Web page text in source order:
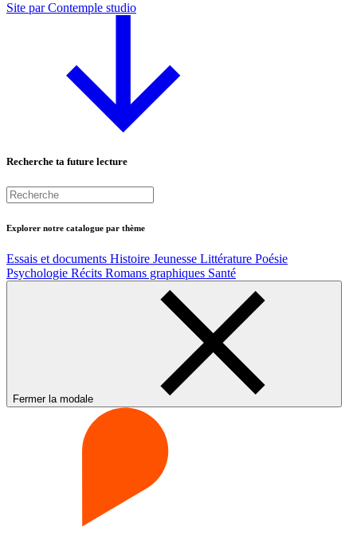
Site par Contemple studio
Recherche ta future lecture
Explorer notre catalogue par thème
Essais et documents Histoire Jeunesse Littérature Poésie
Psychologie Récits Romans graphiques Santé
Fermer la modale